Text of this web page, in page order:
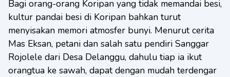
Bagi orang-orang Koripan yang tidak memandai besi,
kultur pandai besi di Koripan bahkan turut
menyisakan memori atmosfer bunyi. Menurut cerita
Mas Eksan, petani dan salah satu pendiri Sanggar
Rojolele dari Desa Delanggu, dahulu tiap ia ikut
orangtua ke sawah, dapat dengan mudah terdengar